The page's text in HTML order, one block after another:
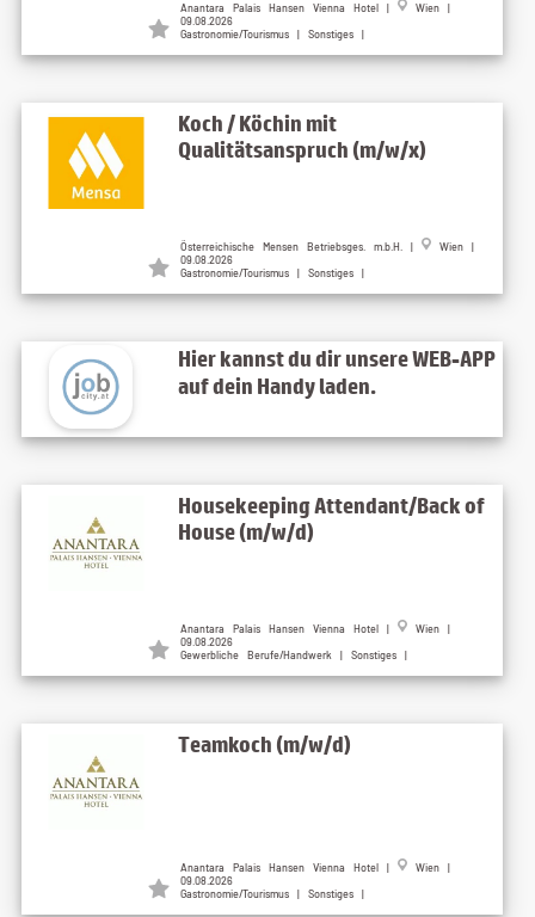
Anantara Palais Hansen Vienna Hotel | Wien |
09.08.2026
Gastronomie/Tourismus | Sonstiges |
Koch / Köchin mit
Qualitätsanspruch (m/w/x)
Österreichische Mensen Betriebsges. m.b.H. | Wien |
09.08.2026
Gastronomie/Tourismus | Sonstiges |
Hier kannst du dir unsere WEB-APP
auf dein Handy laden.
Housekeeping Attendant/Back of
House (m/w/d)
Anantara Palais Hansen Vienna Hotel | Wien |
09.08.2026
Gewerbliche Berufe/Handwerk | Sonstiges |
Teamkoch (m/w/d)
Anantara Palais Hansen Vienna Hotel | Wien |
09.08.2026
Gastronomie/Tourismus | Sonstiges |